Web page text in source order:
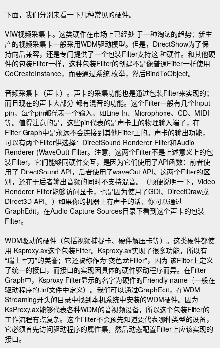
下面，我们分别来看一下几种常见的硬件。
VfW视频采集卡。这类硬件在市场上已经处 于一种淘汰的趋势；新生
产的视频采集卡一般采用WDM驱动模型。但是，DirectShow为了保
持向后兼容，还是专门提供了一个包装Filter支持这 种硬件。和其他硬
件的包装Filter一样，这种包装Filter的创建不是像普通Filter一样使用
CoCreateInstance，而要通过系统 枚举，然后BindToObject。
音频采集卡（声卡）。声卡的采集功能也是通过包装Filter来实现的；
而且现在的声卡大部分 都有混音的功能。这个Filter一般有几个Input
pin，每个pin都代表一个输入，如Line In、Microphone、CD、MIDI
等。值得注意的是，这些pin代表的是声卡上的物理输入端子，在
Filter Graph中是永远不会连接到其他Filter上的。声卡的输出功能，
可以有两个Filter供选择：DirectSound Renderer Filter和Audio
Renderer (WaveOut) Filter。注意，这两个Filter不是上述意义上的包
装Filter，它们能够同硬件交互，是因为它们使用了API函数：前者使
用了 DirectSound API，后者使用了waveOut API。这两个Filter的区
别，还在于后者输出音频的同时不支持混音。（顺便说明一下，Video
Renderer Filter能够访问显卡，也是因为使用了GDI、DirectDraw或
Direct3D API。）如果你的机器上有声卡的话，你可以通过
GraphEdit，在Audio Capture Sources目录下看到这个声卡的包装
Filter。
WDM驱动的硬件（包括视频捕捉卡、硬件解压卡等）。这类硬件都使
用 Ksproxy.ax这个包装Filter。Ksproxy.ax实现了很多功能，所以有
“瑞士军刀”的美誉；它还被称作为“变色龙Filter”，因为 该Filter上定义
了统一的接口，而接口的实现因具体的硬件驱动程序而异。在Filter
Graph中，Ksproxy Filter显示的名字为硬件的Friendly name（一般在
驱动程序的.inf文件中定义）。我们可以通过GraphEdit，在WDM
Streaming开头的目录中找到本机系统中安装的WDM硬件。因为
KsProxy.ax能够代表各种WDM的音视频设备，所以这个包装Filter的
工作流程有点复杂。这个Filter不会预先知道要代表哪种类型的设备，
它必须首先访问驱动程序的属性集，然后动态配置Filter上应该实现的
接口。